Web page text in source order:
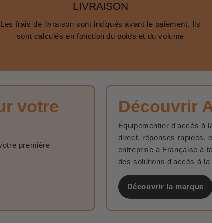
LIVRAISON
Les frais de livraison sont indiqués avant le paiement. Ils
sont calculés en fonction du poids et du volume
votre
première
Découvrir
Équipementier d'accès à
direct, réponses rapides,
entreprise à Française à
des solutions d'accès à
Découvrir la marque